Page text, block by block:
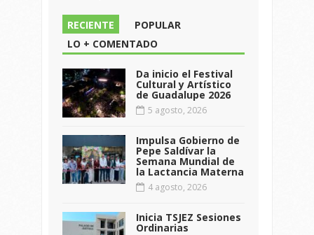
RECIENTE
POPULAR
LO + COMENTADO
Da inicio el Festival
Cultural y Artístico
de Guadalupe 2026
5 agosto, 2026
Impulsa Gobierno de
Pepe Saldívar la
Semana Mundial de
la Lactancia Materna
4 agosto, 2026
Inicia TSJEZ Sesiones
Ordinarias